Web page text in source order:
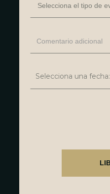
Selecciona una fecha: